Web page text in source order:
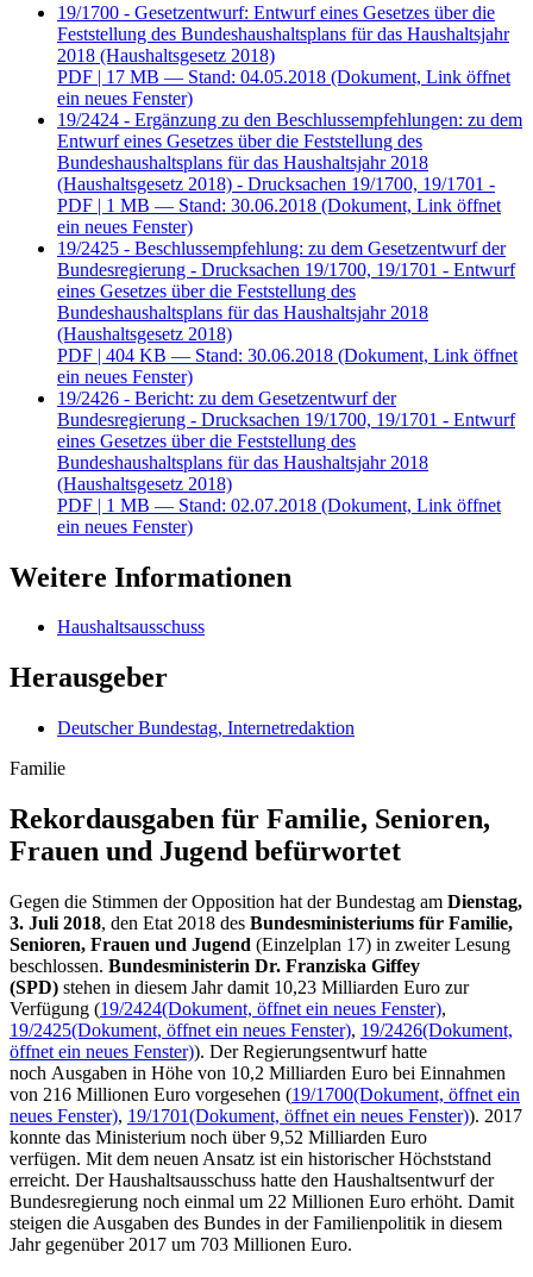
19/1700 - Gesetzentwurf: Entwurf eines Gesetzes über die
Feststellung des Bundeshaushaltsplans für das Haushaltsjahr
2018 (Haushaltsgesetz 2018)
PDF | 17 MB — Stand: 04.05.2018 (Dokument, Link öffnet
ein neues Fenster)
19/2424 - Ergänzung zu den Beschlussempfehlungen: zu dem
Entwurf eines Gesetzes über die Feststellung des
Bundeshaushaltsplans für das Haushaltsjahr 2018
(Haushaltsgesetz 2018) - Drucksachen 19/1700, 19/1701 -
PDF | 1 MB — Stand: 30.06.2018 (Dokument, Link öffnet
ein neues Fenster)
19/2425 - Beschlussempfehlung: zu dem Gesetzentwurf der
Bundesregierung - Drucksachen 19/1700, 19/1701 - Entwurf
eines Gesetzes über die Feststellung des
Bundeshaushaltsplans für das Haushaltsjahr 2018
(Haushaltsgesetz 2018)
PDF | 404 KB — Stand: 30.06.2018 (Dokument, Link öffnet
ein neues Fenster)
19/2426 - Bericht: zu dem Gesetzentwurf der
Bundesregierung - Drucksachen 19/1700, 19/1701 - Entwurf
eines Gesetzes über die Feststellung des
Bundeshaushaltsplans für das Haushaltsjahr 2018
(Haushaltsgesetz 2018)
PDF | 1 MB — Stand: 02.07.2018 (Dokument, Link öffnet
ein neues Fenster)
Weitere Informationen
Haushaltsausschuss
Herausgeber
Deutscher Bundestag, Internetredaktion
Familie
Rekord­ausgaben für Familie, Seni­oren,
Frauen und Ju­gend befür­wortet
Gegen die Stimmen der Opposition hat der Bundestag am Dienstag,
3. Juli 2018, den Etat 2018 des Bundesministeriums für Familie,
Senioren, Frauen und Jugend (Einzelplan 17) in zweiter Lesung
beschlossen. Bundesministerin Dr. Franziska Giffey
(SPD) stehen in diesem Jahr damit 10,23 Milliarden Euro zur
Verfügung (19/2424(Dokument, öffnet ein neues Fenster),
19/2425(Dokument, öffnet ein neues Fenster), 19/2426(Dokument,
öffnet ein neues Fenster)). Der Regierungsentwurf hatte
noch Ausgaben in Höhe von 10,2 Milliarden Euro bei Einnahmen
von 216 Millionen Euro vorgesehen (19/1700(Dokument, öffnet ein
neues Fenster), 19/1701(Dokument, öffnet ein neues Fenster)). 2017
konnte das Ministerium noch über 9,52 Milliarden Euro
verfügen. Mit dem neuen Ansatz ist ein historischer Höchststand
erreicht. Der Haushaltsausschuss hatte den Haushaltsentwurf der
Bundesregierung noch einmal um 22 Millionen Euro erhöht. Damit
steigen die Ausgaben des Bundes in der Familienpolitik in diesem
Jahr gegenüber 2017 um 703 Millionen Euro.